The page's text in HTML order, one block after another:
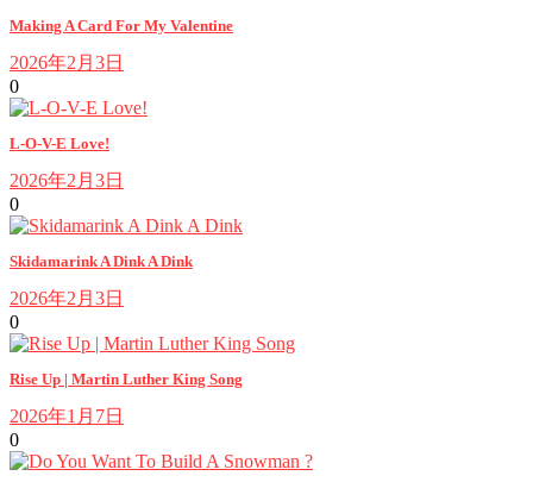
Making A Card For My Valentine
2026年2月3日
0
L-O-V-E Love!
2026年2月3日
0
Skidamarink A Dink A Dink
2026年2月3日
0
Rise Up | Martin Luther King Song
2026年1月7日
0